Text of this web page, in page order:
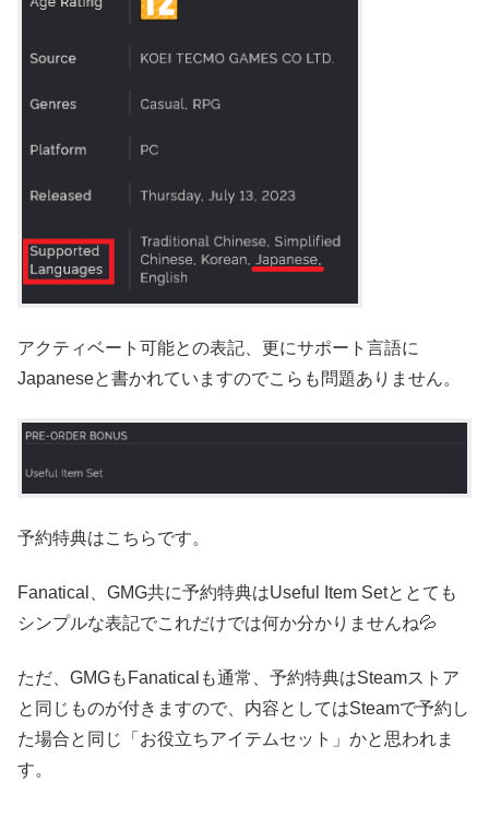
アクティベート可能との表記、更にサポート言語に
Japaneseと書かれていますのでこらも問題ありません。
予約特典はこちらです。
Fanatical、GMG共に予約特典はUseful Item Setととても
シンプルな表記でこれだけでは何か分かりませんね💦
ただ、GMGもFanaticalも通常、予約特典はSteamストア
と同じものが付きますので、内容としてはSteamで予約し
た場合と同じ「お役立ちアイテムセット」かと思われま
す。